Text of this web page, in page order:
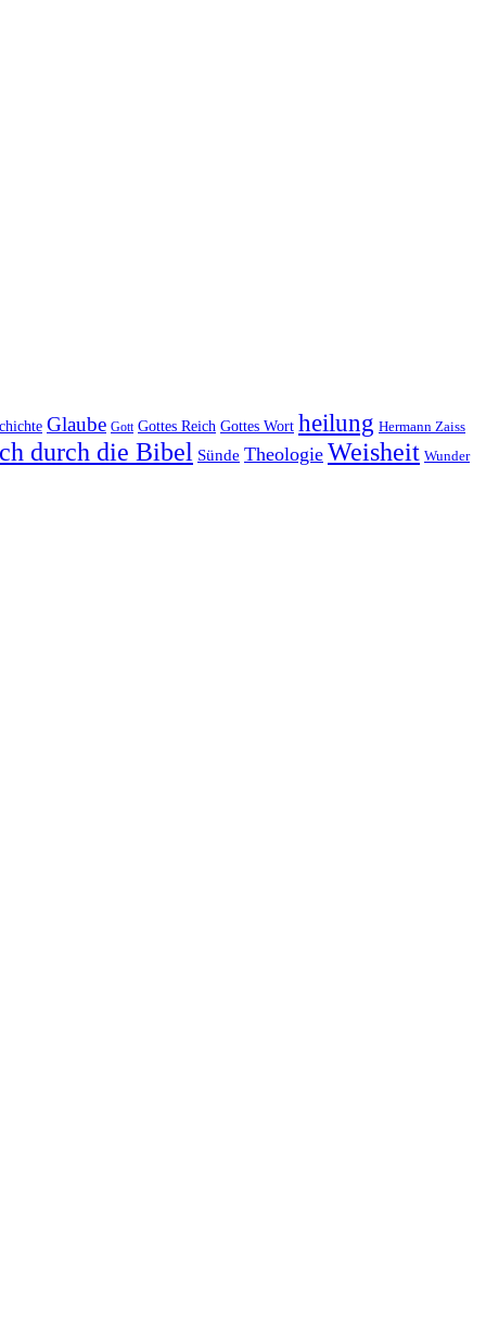
Glaube Gott Gottes Reich Gottes Wort heilung Hermann Zaiss
durch die Bibel Sünde Theologie Weisheit Wunder